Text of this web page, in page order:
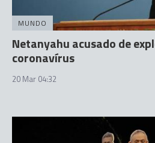
MUNDO
Netanyahu acusado de
coronavírus
20 Mar 04:32